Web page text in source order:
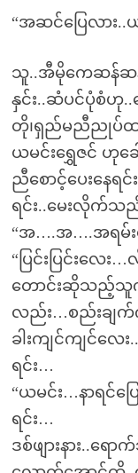
“အဆင်ပြေလား
သူ..အီမိုကေဆန်ဆန်
နှင်း..ဆံပင်ပုံစံဟု..
တို၊ရှည်မညီညုပ်ထ
ယမင်းရွှေဇင် ဟုခ
ညီစောင့်ပေးနေ
ရင်း..မေးလိုက်သ
“အ….အ….အရမ်
“ပြင်းပြင်းလေး…
တောင်းဆိုသည့်သူ
လည်း…စည်းချ
ခါးကျင်ကျင်လ
ရင်း…
“ယမင်း…နာရင်
ရင်း…
ဒစ်ဖျားနား..